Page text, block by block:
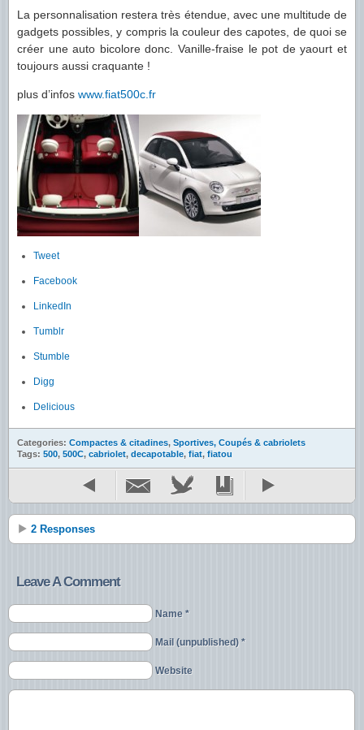
La personnalisation restera très étendue, avec une multitude de
gadgets possibles, y compris la couleur des capotes, de quoi se
créer une auto bicolore donc. Vanille-fraise le pot de yaourt et
toujours aussi craquante !
plus d’infos www.fiat500c.fr
Tweet
Facebook
LinkedIn
Tumblr
Stumble
Digg
Delicious
Categories: Compactes & citadines, Sportives, Coupés & cabriolets
Tags: 500, 500C, cabriolet, decapotable, fiat, fiatou
2 Responses
Leave A Comment
Name *
Mail (unpublished) *
Website